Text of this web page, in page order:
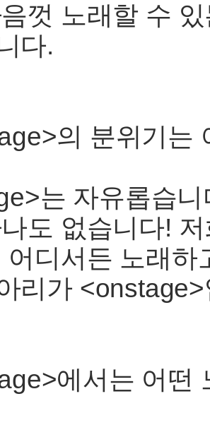
껏 노래할 수
다.
의 분위기는
는 자유롭습
도 없습니다! 저
어디서든 노래
리가
에서는 어떤